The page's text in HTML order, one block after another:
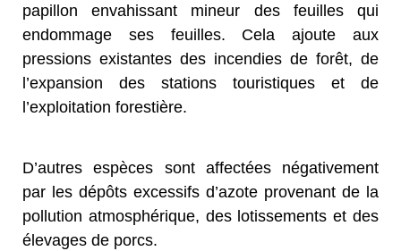
papillon envahissant mineur des feuilles qui
endommage ses feuilles. Cela ajoute aux
pressions existantes des incendies de forêt, de
l’expansion des stations touristiques et de
l’exploitation forestière.
D’autres espèces sont affectées négativement
par les dépôts excessifs d’azote provenant de la
pollution atmosphérique, des lotissements et des
élevages de porcs.